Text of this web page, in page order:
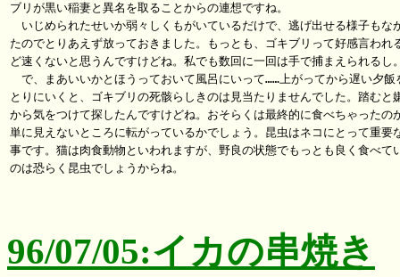
ブリが黒い稲妻と異名を取ることからの連想ですね。
いじめられたせいか弱々しくもがいているだけで、逃げ出せる様子もな
たのでとりあえず放っておきました。もっとも、ゴキブリって好感言われ
ど速くないと思うんですけどね。私でも数回に一回は手で捕まえられるし
で、まあいいかとほうっておいて風呂にいって……上がってから遅い夕飯
とりにいくと、ゴキブリの死骸らしきのは見当たりませんでした。踏むと
から気をつけて探したんですけどね。おそらくは最終的に食べちゃったの
単に見えないところに転がっているかでしょう。昆虫はネコにとって重要
事です。猫は肉食動物といわれますが、野良の状態でもっとも良く食べて
のは恐らく昆虫でしょうからね。
96/07/05:イカの串焼き